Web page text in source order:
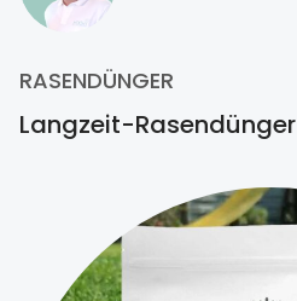
RASENDÜNGER
Langzeit-Rasendünger